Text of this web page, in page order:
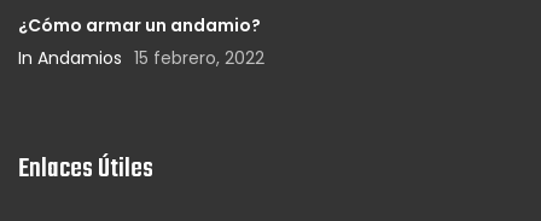
¿Cómo armar un andamio?
In Andamios 15 febrero, 2022
Enlaces Útiles